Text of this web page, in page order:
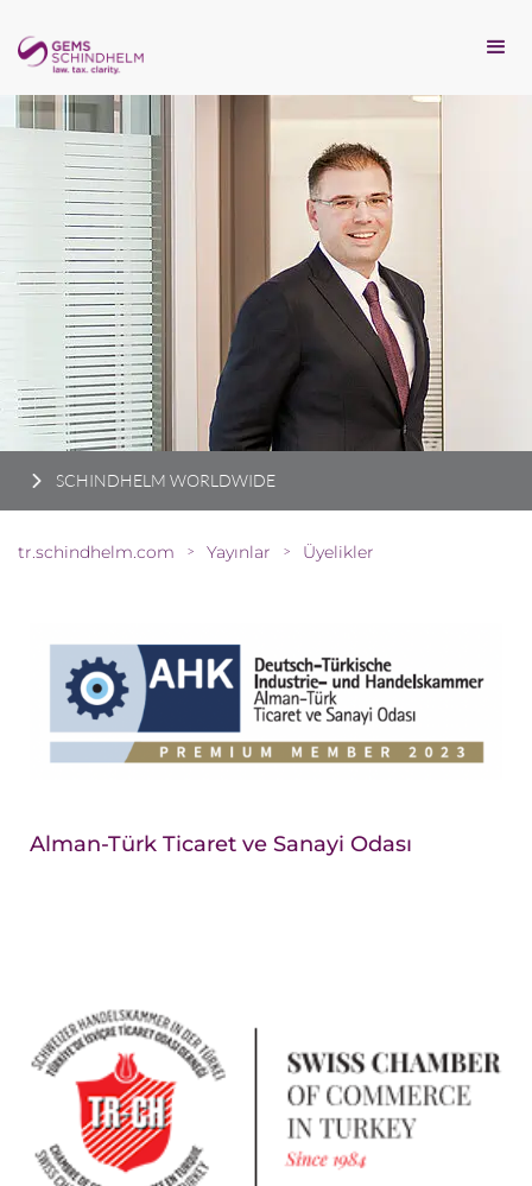
SCHINDHELM WORLDWIDE
tr.schindhelm.com > Yayınlar > Üyelikler
Alman-Türk Ticaret ve Sanayi Odası